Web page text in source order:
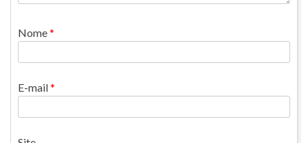
Nome*
E-mail*